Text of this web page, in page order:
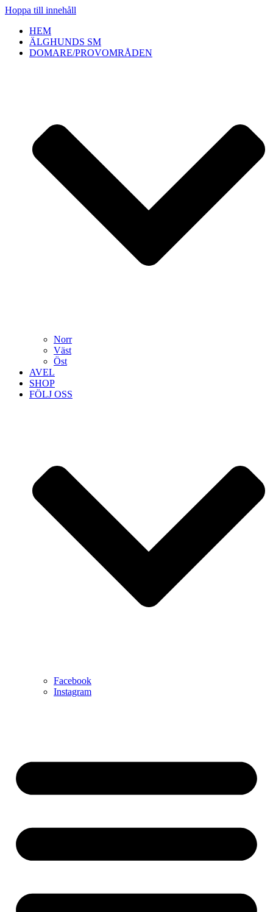
Hoppa till innehåll
HEM
ÄLGHUNDS SM
DOMARE/PROVOMRÅDEN
Norr
Väst
Öst
AVEL
SHOP
FÖLJ OSS
Facebook
Instagram